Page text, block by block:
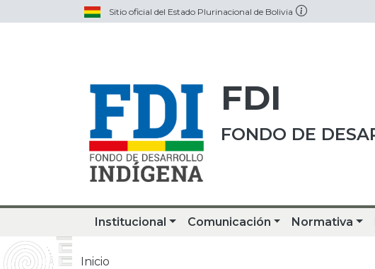
Sitio oficial del Estado Plurinacional de Bolivia
FDI
FONDO DE
Institucional Comunicación Normativa
Inicio